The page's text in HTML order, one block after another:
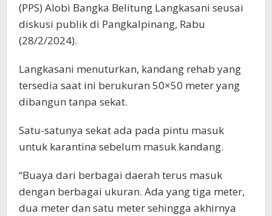
(PPS) Alobi Bangka Belitung Langkasani seusai
diskusi publik di Pangkalpinang, Rabu
(28/2/2024).
Langkasani menuturkan, kandang rehab yang
tersedia saat ini berukuran 50×50 meter yang
dibangun tanpa sekat.
Satu-satunya sekat ada pada pintu masuk
untuk karantina sebelum masuk kandang.
“Buaya dari berbagai daerah terus masuk
dengan berbagai ukuran. Ada yang tiga meter,
dua meter dan satu meter sehingga akhirnya